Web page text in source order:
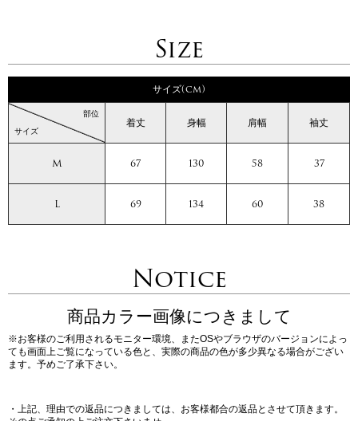
Size
サイズ(cm)
サイズ
部位
着丈 身幅 肩幅 袖丈
M 67 130 58 37
L 69 134 60 38
Notice
商品カラー画像につきまして
※お客様のご利用されるモニター環境、またOSやブラウザのバージョンによっ
ても画面上ご覧になっている色と、実際の商品の色が多少異なる場合がござい
ます。予めご了承下さい。
・上記、理由での返品につきましては、お客様都合の返品とさせて頂きます。